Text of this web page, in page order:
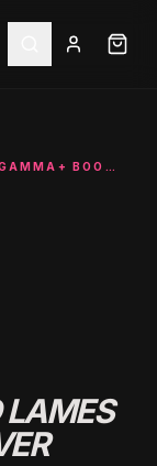
GAMMA+ BOOSTED LAMES DE RECHANGE SHAVER